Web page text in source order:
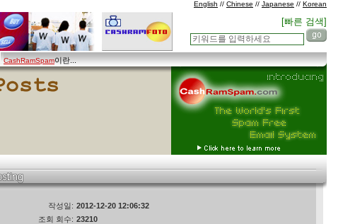
English // Chinese // Japanese // Korean
[빠른 검색]
CashRamSpam이란...
작성일: 2012-12-20 12:06:32
조회 회수: 23210